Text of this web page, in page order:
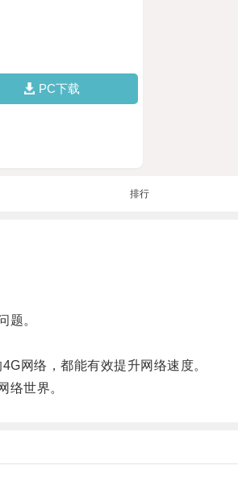
PC下载
排行
题。
网络，都能有效提升网络速度。
世界。